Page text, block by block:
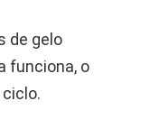
de gelo
funciona, o